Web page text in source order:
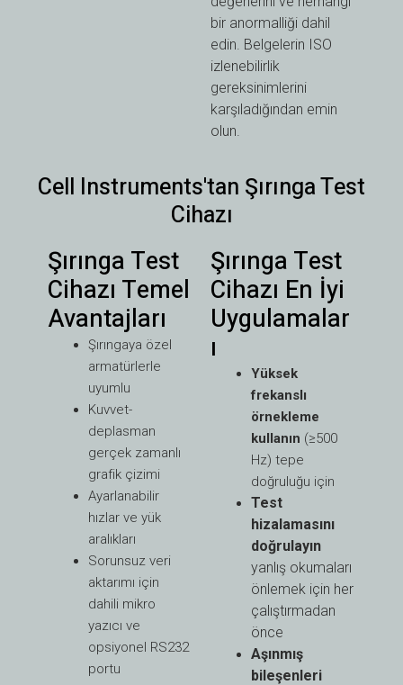
bir anormalliği dahil
edin. Belgelerin ISO
izlenebilirlik
gereksinimlerini
karşıladığından emin
olun.
Cell Instruments'tan Şırınga Test
Cihazı
Şırınga Test
Cihazı Temel
Avantajları
Şırıngaya özel
armatürlerle
uyumlu
Kuvvet-
deplasman
gerçek zamanlı
grafik çizimi
Ayarlanabilir
hızlar ve yük
aralıkları
Sorunsuz veri
aktarımı için
dahili mikro
yazıcı ve
opsiyonel RS232
portu
Şırınga Test
Cihazı En İyi
Uygulamalar
ı
Yüksek
frekanslı
örnekleme
kullanın (≥500
Hz) tepe
doğruluğu için
Test
hizalamasını
doğrulayın
yanlış okumaları
önlemek için her
çalıştırmadan
önce
Aşınmış
bileşenleri